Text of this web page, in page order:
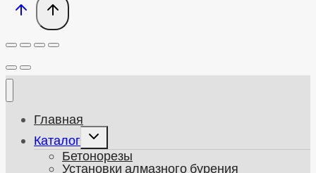
Главная
Каталог
Развернуть
дочернее
меню
Бетонорезы
Установки алмазного бурения